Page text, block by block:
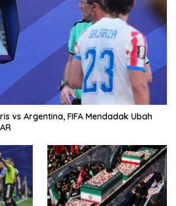
vs Argentina, FIFA Mendadak Ubah